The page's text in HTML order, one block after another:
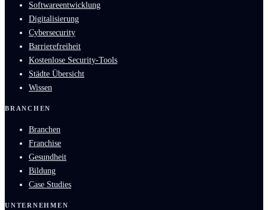
Softwareentwicklung
Digitalisierung
Cybersecurity
Barrierefreiheit
Kostenlose Security-Tools
Städte Übersicht
Wissen
BRANCHEN
Branchen
Franchise
Gesundheit
Bildung
Case Studies
UNTERNEHMEN